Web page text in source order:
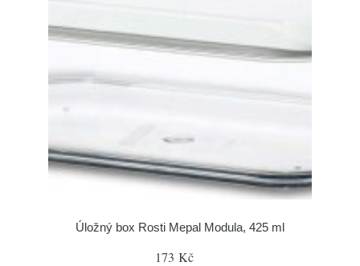
Úložný box Rosti Mepal Modula, 425 ml
173 Kč